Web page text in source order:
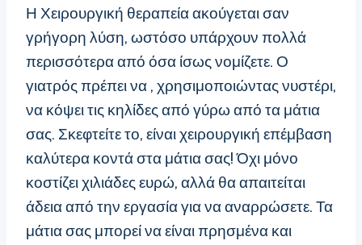
Η Χειρουργική θεραπεία ακούγεται σαν
γρήγορη λύση, ωστόσο υπάρχουν πολλά
περισσότερα από όσα ίσως νομίζετε. Ο
γιατρός πρέπει να , χρησιμοποιώντας νυστέρι,
να κόψει τις κηλίδες από γύρω από τα μάτια
σας. Σκεφτείτε το, είναι χειρουργική επέμβαση
καλύτερα κοντά στα μάτια σας! Όχι μόνο
κοστίζει χιλιάδες ευρώ, αλλά θα απαιτείται
άδεια από την εργασία για να αναρρώσετε. Τα
μάτια σας μπορεί να είναι πρησμένα και